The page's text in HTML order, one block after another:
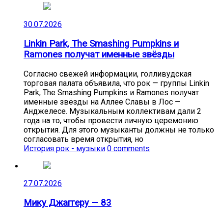
30.07.2026
Linkin Park, The Smashing Pumpkins и
Ramones получат именные звёзды
Согласно свежей информации, голливудская
торговая палата объявила, что рок — группы Linkin
Park, The Smashing Pumpkins и Ramones получат
именные звёзды на Аллее Славы в Лос —
Анджелесе. Музыкальным коллективам дали 2
года на то, чтобы провести личную церемонию
открытия. Для этого музыканты должны не только
согласовать время открытия, но
История рок - музыки 0 comments
27.07.2026
Мику Джаггеру — 83